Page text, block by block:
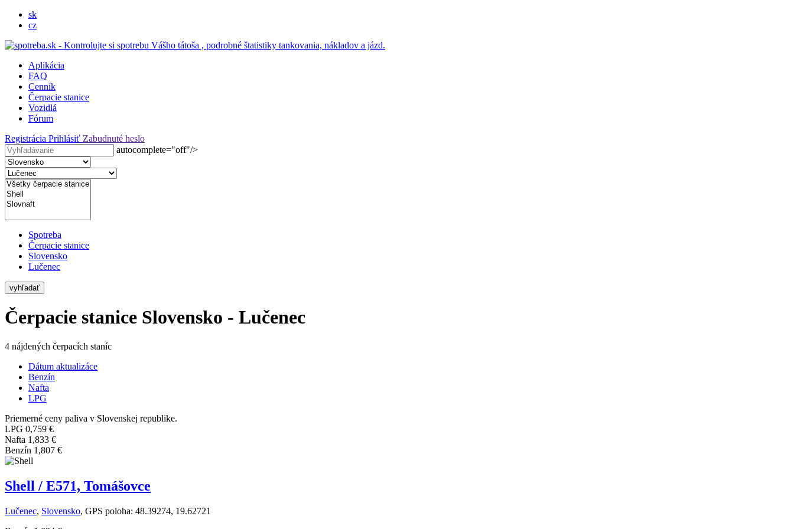
sk
cz
Aplikácia
FAQ
Cenník
Čerpacie stanice
Vozidlá
Fórum
Registrácia Prihlásiť Zabudnuté heslo
autocomplete="off"/>
Spotreba
Čerpacie stanice
Slovensko
Lučenec
vyhľadať
Čerpacie stanice Slovensko - Lučenec
4 nájdených čerpacích staníc
Dátum aktualizáce
Benzín
Nafta
LPG
Priemerné ceny paliva v Slovenskej republike.
LPG 0,759 €
Nafta 1,833 €
Benzín 1,807 €
Shell / E571, Tomášovce
Lučenec, Slovensko, GPS poloha: 48.39274, 19.62721